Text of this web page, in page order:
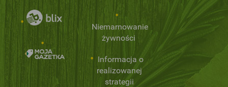
Niemarnowanie
żywności
Informacja o
realizowanej
strategii